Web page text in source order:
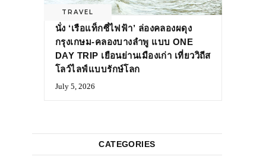
TRAVEL
นั่ง ‘เรือแท็กซี่ไฟฟ้า’ ล่องคลองผดุง
กรุงเกษม-คลองบางลำพู แบบ ONE
DAY TRIP เยือนย่านเมืองเก่า เที่ยววิถีส
โลว์ไลฟ์แบบรักษ์โลก
July 5, 2026
CATEGORIES